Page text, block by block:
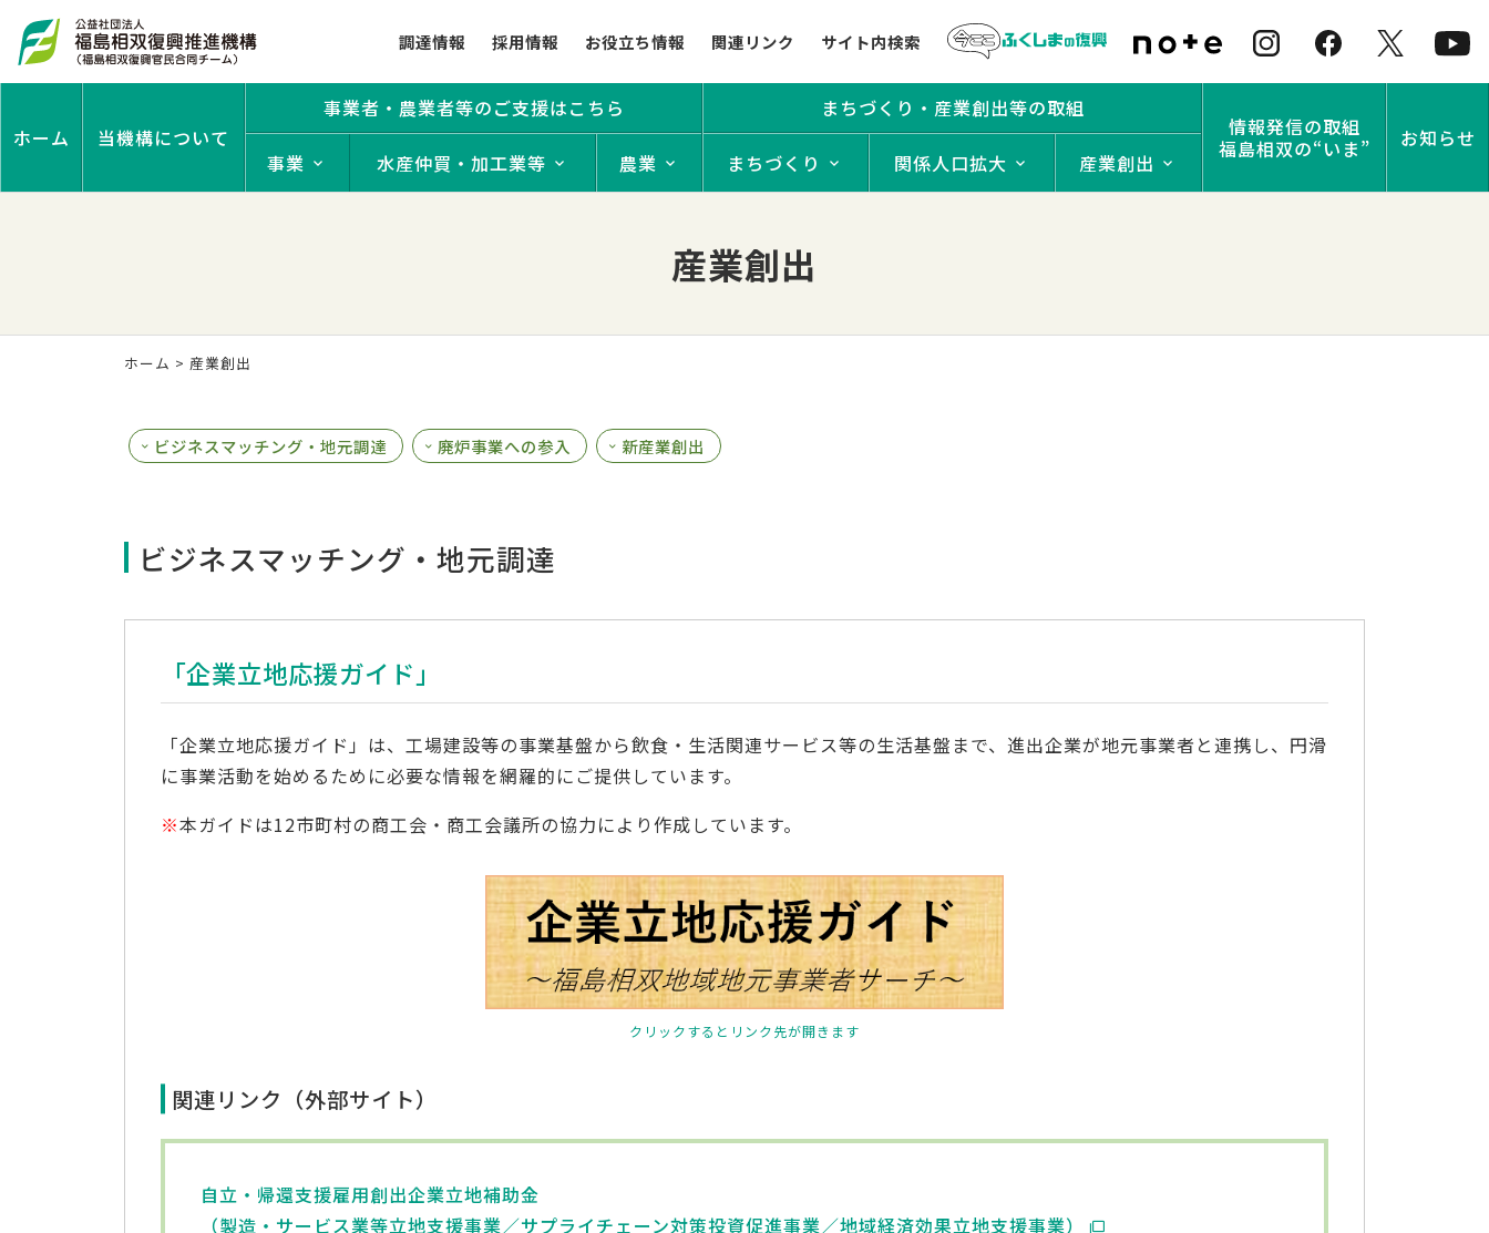
調達情報 採用情報 お役立ち情報 関連リンク サイト内検索
ホーム 当機構について
事業者・農業者等のご支援はこちら
事業 水産仲買・加工業等 農業
まちづくり・産業創出等の取組
まちづくり 関係人口拡大 産業創出
情報発信の取組
福島相双の“いま”
お知らせ
産業創出
ホーム > 産業創出
ビジネスマッチング・地元調達 廃炉事業への参入 新産業創出
ビジネスマッチング・地元調達
「企業立地応援ガイド」
「企業立地応援ガイド」は、工場建設等の事業基盤から飲食・生活関連サービス等の生活基盤まで、進出企業が地元事業者と連携し、円滑
に事業活動を始めるために必要な情報を網羅的にご提供しています。
※本ガイドは12市町村の商工会・商工会議所の協力により作成しています。
クリックするとリンク先が開きます
関連リンク（外部サイト）
自立・帰還支援雇用創出企業立地補助金
（製造・サービス業等立地支援事業／サプライチェーン対策投資促進事業／地域経済効果立地支援事業）